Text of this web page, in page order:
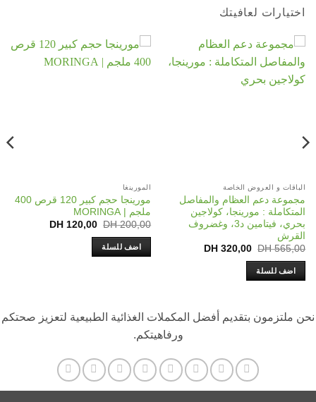
لعافيتك
و العروض الخاصة
دعم العظام والمفاصل
: مورينجا، كولاجين
بحري، فيتامين د3، وغضروف
DH
Original
was:
DH 565,00.
DH320,00
Current
للسلة
مورينجا حجم كبير 120 قرص 400
DH200,00
Original
was:
DH 200,00.
DH120,00
Current
اضف للسلة
بتقديم أفضل المكملات الغذائية الطبيعية لتعزيز صحتكم
ورفاهيتكم.